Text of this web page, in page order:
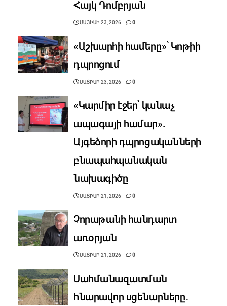
Հայկ Դոմբրյան
ՄԱՅԻՍԻ 23, 2026 0
«Աշխարհի համերը»՝ Կոթիի
դպրոցում
ՄԱՅԻՍԻ 23, 2026 0
«Կարմիր էջեր՝ կանաչ
ապագայի համար».
Այգեձորի դպրոցականների
բնապահպանական
նախագիծը
ՄԱՅԻՍԻ 21, 2026 0
Չորաթանի հանդարտ
առօրյան
ՄԱՅԻՍԻ 21, 2026 0
Սահմանազատման
հնարավոր սցենարները․